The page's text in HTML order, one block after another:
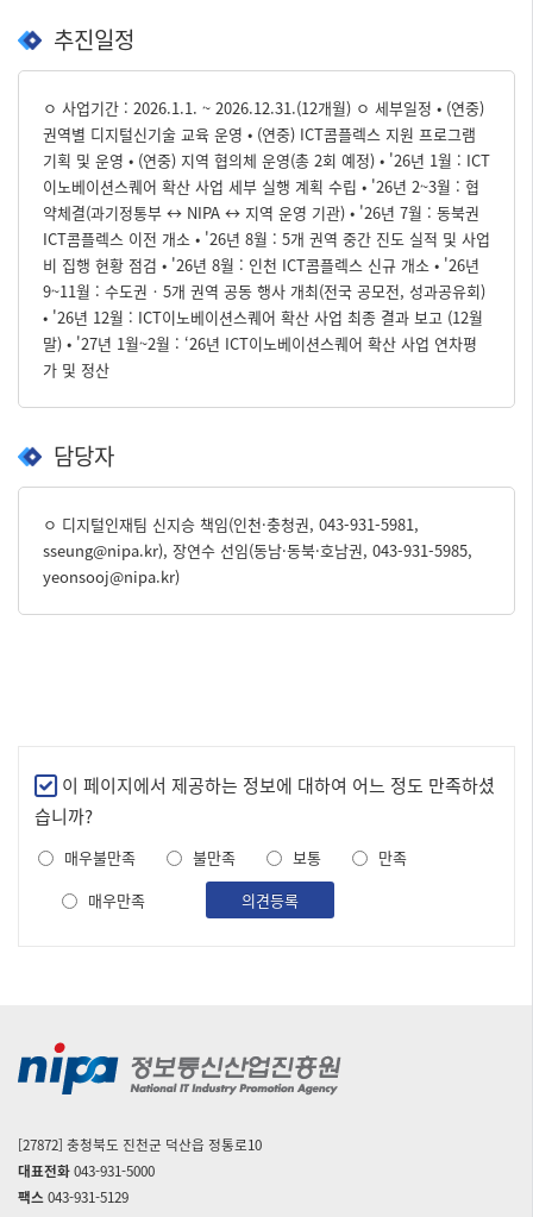
추진일정
ㅇ 사업기간 : 2026.1.1. ~ 2026.12.31.(12개월) ㅇ 세부일정 • (연중)
권역별 디지털신기술 교육 운영 • (연중) ICT콤플렉스 지원 프로그램
기획 및 운영 • (연중) 지역 협의체 운영(총 2회 예정) • '26년 1월 : ICT
이노베이션스퀘어 확산 사업 세부 실행 계획 수립 • '26년 2~3월 : 협
약체결(과기정통부 ↔ NIPA ↔ 지역 운영 기관) • '26년 7월 : 동북권
ICT콤플렉스 이전 개소 • '26년 8월 : 5개 권역 중간 진도 실적 및 사업
비 집행 현황 점검 • '26년 8월 : 인천 ICT콤플렉스 신규 개소 • '26년
9~11월 : 수도권‧5개 권역 공동 행사 개최(전국 공모전, 성과공유회)
• '26년 12월 : ICT이노베이션스퀘어 확산 사업 최종 결과 보고 (12월
말) • '27년 1월~2월 : ‘26년 ICT이노베이션스퀘어 확산 사업 연차평
가 및 정산
담당자
ㅇ 디지털인재팀 신지승 책임(인천·충청권, 043-931-5981,
sseung@nipa.kr), 장연수 선임(동남·동북·호남권, 043-931-5985,
yeonsooj@nipa.kr)
만
족
도
조
이 페이지에서 제공하는 정보에 대하여 어느 정도 만족하셨
습니까?
매우불만족 불만족 보통
만족
매우만족
의견등록
[27872] 충청북도 진천군 덕산읍 정통로10
대표전화043-931-5000
팩스043-931-5129